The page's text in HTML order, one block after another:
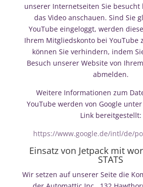
unserer Internetseiten Sie besucht
das Video anschauen. Sind Sie
YouTube eingeloggt, werden
Ihrem Mitgliedskonto bei YouTube
können Sie verhindern, indem
Besuch unserer Website von
abmelden.
Weitere Informationen zum
YouTube werden von Google
Link bereitgestellt:
https://www.google.de/intl/de/
Einsatz von Jetpack mit
STATS
Wir setzen auf unserer Seite die